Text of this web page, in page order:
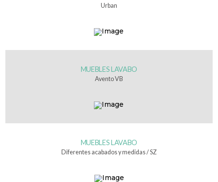
Urban
MUEBLES LAVABO
Avento VB
MUEBLES LAVABO
Diferentes acabados y medidas / SZ